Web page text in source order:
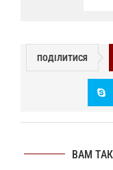
ПОДІЛИТИСЯ
ВАМ